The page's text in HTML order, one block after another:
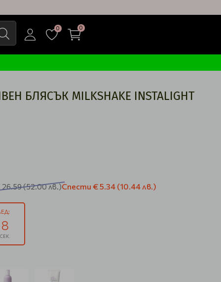
0 0
БЛЯСЪК MILKSHAKE INSTALIGHT
26.59(52.00 лв.)Спести € 5.34 (10.44 лв.)
7
СЕК.